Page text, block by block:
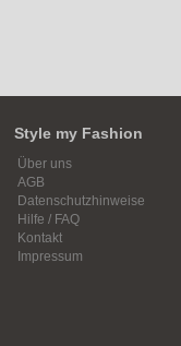
Style my Fashion
Über uns
AGB
Datenschutzhinweise
Hilfe / FAQ
Kontakt
Impressum